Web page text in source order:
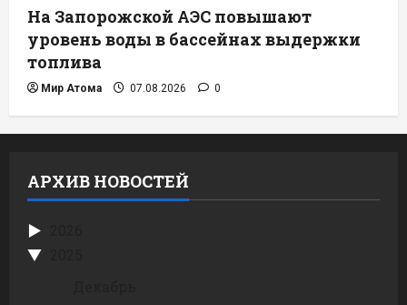
На Запорожской АЭС повышают
уровень воды в бассейнах выдержки
топлива
Мир Атома 07.08.2026 0
АРХИВ НОВОСТЕЙ